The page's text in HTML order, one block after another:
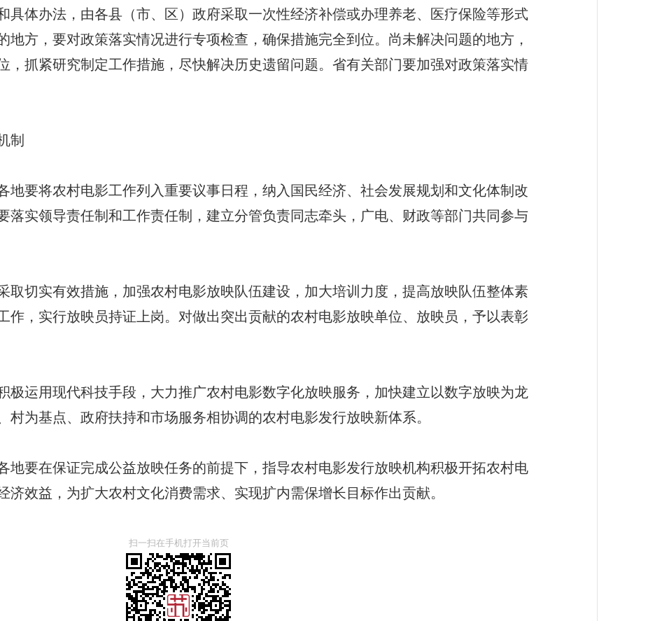
具体办法，由各县（市、区）政府采取一次性经济补偿或办理养老、医疗保险等形式
地方，要对政策落实情况进行专项检查，确保措施完全到位。尚未解决问题的地方，
，抓紧研究制定工作措施，尽快解决历史遗留问题。省有关部门要加强对政策落实情
制
要将农村电影工作列入重要议事日程，纳入国民经济、社会发展规划和文化体制改
落实领导责任制和工作责任制，建立分管负责同志牵头，广电、财政等部门共同参与
切实有效措施，加强农村电影放映队伍建设，加大培训力度，提高放映队伍整体素
作，实行放映员持证上岗。对做出突出贡献的农村电影放映单位、放映员，予以表彰
运用现代科技手段，大力推广农村电影数字化放映服务，加快建立以数字放映为龙
村为基点、政府扶持和市场服务相协调的农村电影发行放映新体系。
要在保证完成公益放映任务的前提下，指导农村电影发行放映机构积极开拓农村电
济效益，为扩大农村文化消费需求、实现扩内需保增长目标作出贡献。
扫一扫在手机打开当前页